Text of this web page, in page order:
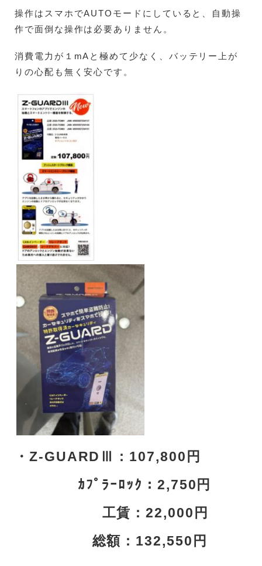
操作はスマホでAUTOモードにしていると、自動操
作で面倒な操作は必要ありません。
消費電力が１mAと極めて少なく、バッテリー上が
りの心配も無く安心です。
・Z‐GUARDⅢ：107,800円
ｶﾌﾟﾗｰﾛｯｸ：2,750円
工賃：22,000円
総額：132,550円